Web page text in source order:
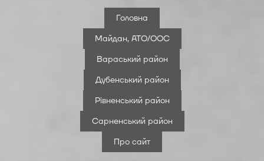
Головна
Майдан, АТО/ООС
Вараський район
Дубенський район
Рівненський район
Сарненський район
Про сайт